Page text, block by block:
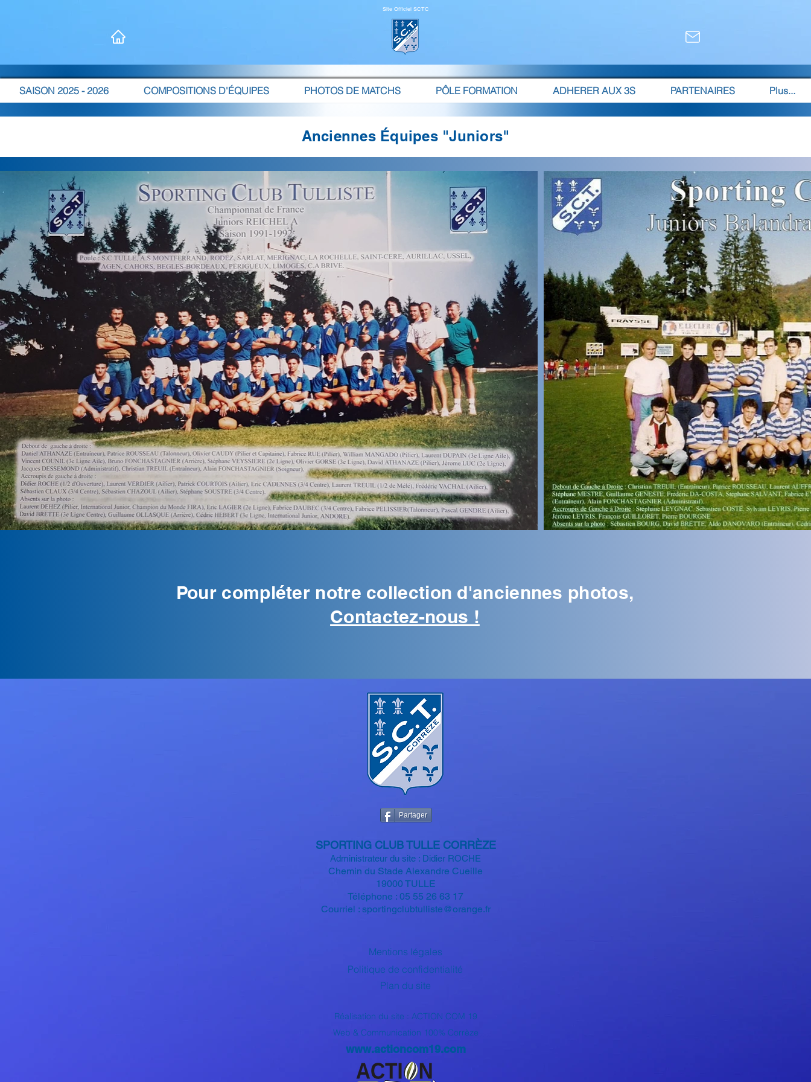
Site Officiel SCTC
SAISON 2025 - 2026 COMPOSITIONS D'ÉQUIPES PHOTOS DE MATCHS PÔLE FORMATION ADHERER AUX 3S PARTENAIRES Plus...
Anciennes Équipes "Juniors"
Pour compléter notre collection d'anciennes photos,
Contactez-nous !
Partager
SPORTING CLUB TULLE CORRÈZE
Administrateur du site : Didier ROCHE
Chemin du Stade Alexandre Cueille
19000 TULLE
Téléphone : 05 55 26 63 17
Courriel : sportingclubtulliste@orange.fr
Mentions légales
Politique de confidentialité
Plan du site
Réalisation du site : ACTION COM 19
Web & Communication 100% Corrèze
www.actioncom19.com